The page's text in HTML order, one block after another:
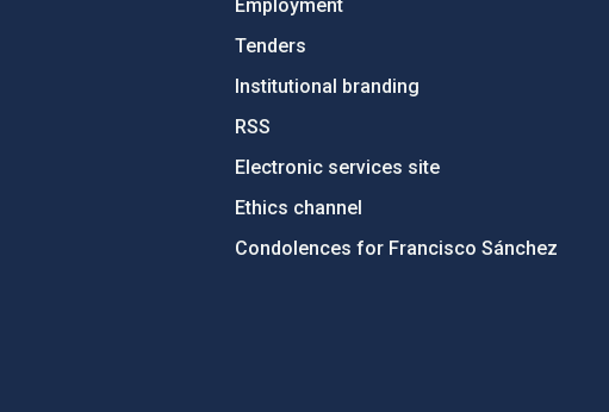
Employment
Tenders
Institutional branding
RSS
Electronic services site
Ethics channel
Condolences for Francisco Sánchez